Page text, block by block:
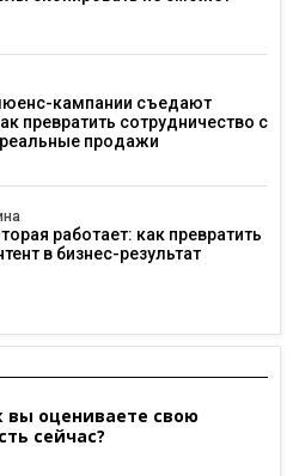
кампании съедают
превратить сотрудничество с
продажи
работает: как превратить
в бизнес-результат
вы оцениваете свою
сейчас?